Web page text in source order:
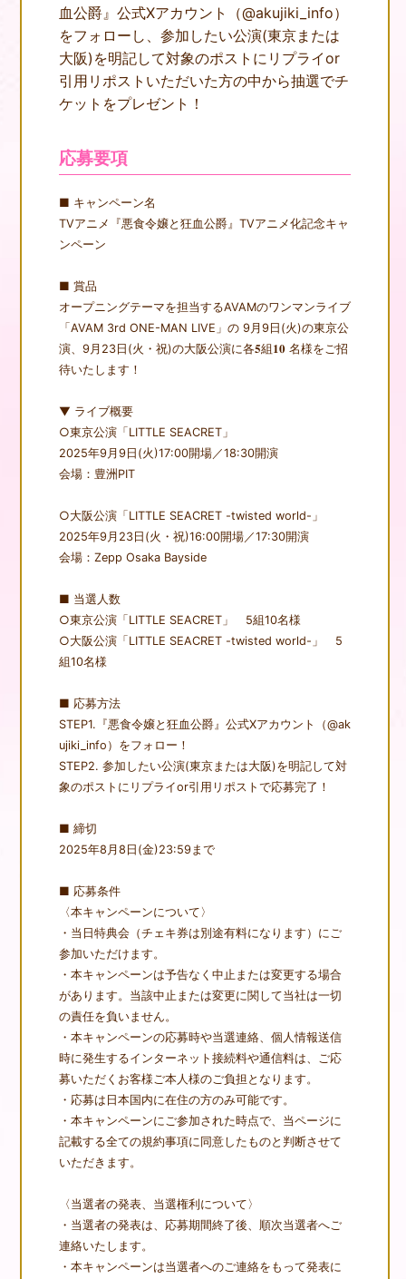
NEWS
STORY
CHARACTER
MOVIE
lu-ray
B OOKS
MENU CLOSE
血公爵』公式Xアカウント（@akujiki_info）
をフォローし、参加したい公演(東京または
大阪)を明記して対象のポストにリプライor
引用リポストいただいた方の中から抽選でチ
ケットをプレゼント！
応募要項
■ キャンペーン名
TVアニメ『悪食令嬢と狂血公爵』TVアニメ化記念キャ
ンペーン
■ 賞品
オープニングテーマを担当するAVAMのワンマンライブ
「AVAM 3rd ONE-MAN LIVE」の 9月9日(火)の東京公
演、9月23日(火・祝)の大阪公演に各𝟓組𝟏𝟎 名様をご招
待いたします！
▼ ライブ概要
○東京公演「LITTLE SEACRET」
2025年9月9日(火)17:00開場／18:30開演
会場：豊洲PIT
○大阪公演「LITTLE SEACRET -twisted world-」
2025年9月23日(火・祝)16:00開場／17:30開演
会場：Zepp Osaka Bayside
■ 当選人数
○東京公演「LITTLE SEACRET」 5組10名様
○大阪公演「LITTLE SEACRET -twisted world-」 5
組10名様
■ 応募方法
STEP1.『悪食令嬢と狂血公爵』公式Xアカウント（@ak
ujiki_info）をフォロー！
STEP2. 参加したい公演(東京または大阪)を明記して対
象のポストにリプライor引用リポストで応募完了！
■ 締切
2025年8月8日(金)23:59まで
■ 応募条件
〈本キャンペーンについて〉
・当日特典会（チェキ券は別途有料になります）にご
参加いただけます。
・本キャンペーンは予告なく中止または変更する場合
があります。当該中止または変更に関して当社は一切
の責任を負いません。
・本キャンペーンの応募時や当選連絡、個人情報送信
時に発生するインターネット接続料や通信料は、ご応
募いただくお客様ご本人様のご負担となります。
・応募は日本国内に在住の方のみ可能です。
・本キャンペーンにご参加された時点で、当ページに
記載する全ての規約事項に同意したものと判断させて
いただきます。
〈当選者の発表、当選権利について〉
・当選者の発表は、応募期間終了後、順次当選者へご
連絡いたします。
・本キャンペーンは当選者へのご連絡をもって発表に